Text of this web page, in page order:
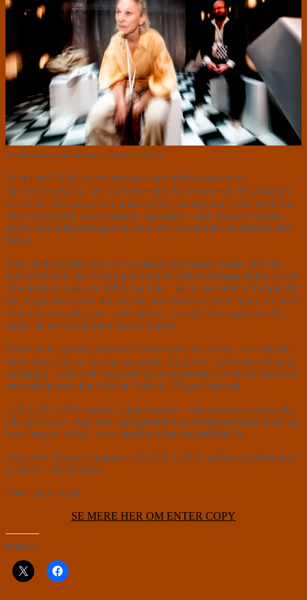
You breathe more than an ordinary person.
Vi er i året 2029, og der arbejdes med udviklingen af en
hjernestyringschip, der kan fjerne alle din traumer og bekymringer
for en tid. Eller sagt på en anden måde, eskapismen – der hidtil har
været forbeholdt vores drømme og tanker – skal fremover kunne
opnås ved indoperering af en chip, der kan tændes og slukkes efter
behov.
Men fra det øjeblik hvor de to mænd og kvinden træder ind i det
sort-hvide rum, der viser sig at være en militær forsøgsstation, er der
ikke længere snak om behov og vilje – de tre personer er forsøgsdyr.
Og fanget som rotter, der alle har underskrevet erklæringen om at alt
hvad der end måtte ske – selv døden – foregår efter egen fri vilje,
indser de tre efterhånden deres situation.
For hvad er egentlig bedst når det kommer til stykket – en chip der
styrer dine følelser for dig, og sender dig på tur i lykkeland en gang
om dagen – eller et liv med alle de ar og traumer som livet byder på,
men stadig med dine følelser i behold. På godt og ondt.
I ENTER COPY rammer Tanja Mastilo – uden hverken at prædike
eller give svar – lige ned i spørgsmålet om fremtidens brug af AI, og
hvor langt vi vil gå i vores stræben efter det perfekte liv.
Why Not Theatre Companys ENTER COPY spillede på Bådteatret
d. 28/11 – 18/12 2024.
Foto: Jacob Stage
SE MERE HER OM ENTER COPY
Del dette: